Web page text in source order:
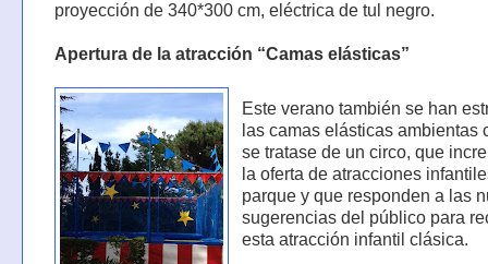
proyección de 340*300 cm, eléctrica de tul negro.
Apertura de la atracción “Camas elásticas”
Este verano también se han
las camas elásticas ambientas
se tratase de un circo, que
la oferta de atracciones
parque y que responden a las
sugerencias del público para
esta atracción infantil clásica.